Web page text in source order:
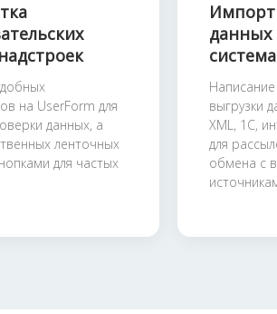
на UserForm для
данных, а
ленточных
для частых
Импорт
данных
выгрузки
XML, 1С,
для
обмена с